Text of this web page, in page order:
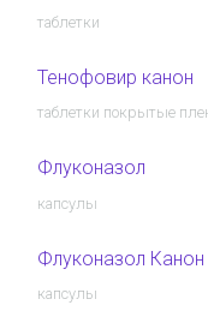
таблетки
Тенофовир канон
таблетки покрытые
Флуконазол
капсулы
Флуконазол Канон
капсулы